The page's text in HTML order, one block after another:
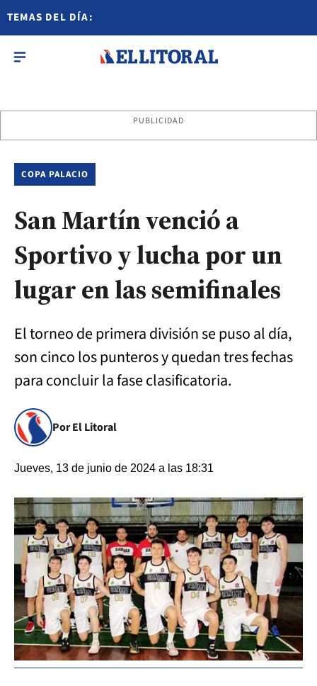
TEMAS DEL DÍA:
PUBLICIDAD
COPA PALACIO
San Martín venció a
Sportivo y lucha por un
lugar en las semifinales
El torneo de primera división se puso al día,
son cinco los punteros y quedan tres fechas
para concluir la fase clasificatoria.
Por El Litoral
Jueves, 13 de junio de 2024 a las 18:31